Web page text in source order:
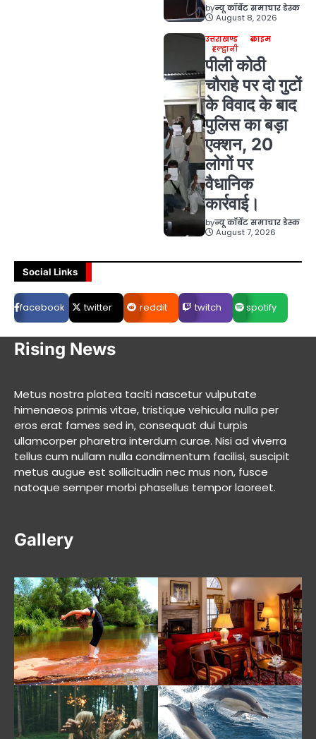
byन्यू कॉर्बेट समाचार डेस्क
August 8, 2026
उत्तराखण्ड
क्राइम
हल्द्वानी
पीली कोठी
चौराहे पर दो गुटों
के विवाद के बाद
पुलिस का बड़ा
एक्शन, 20
लोगों पर
वैधानिक
कार्रवाई।
byन्यू कॉर्बेट समाचार डेस्क
August 7, 2026
Social Links
facebook twitter reddit twitch spotify
Rising News
Metus nostra platea taciti nascetur vulputate
himenaeos primis vitae, tristique vehicula nulla per
eros erat fames sed in, consequat dui turpis
ullamcorper pharetra interdum curae. Nisi ad viverra
tellus cum nullam nulla condimentum facilisi, suscipit
metus augue est sollicitudin nec mus non, fusce
natoque semper morbi phasellus tempor laoreet.
Gallery